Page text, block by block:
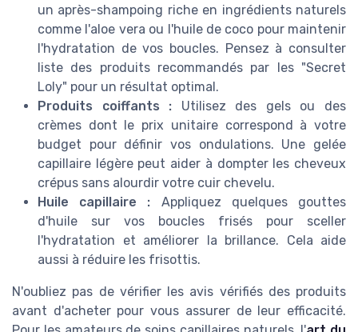
un après-shampoing riche en ingrédients naturels
comme l'aloe vera ou l'huile de coco pour maintenir
l'hydratation de vos boucles. Pensez à consulter
liste des produits recommandés par les "Secret
Loly" pour un résultat optimal.
Produits coiffants : Utilisez des gels ou des
crèmes dont le prix unitaire correspond à votre
budget pour définir vos ondulations. Une gelée
capillaire légère peut aider à dompter les cheveux
crépus sans alourdir votre cuir chevelu.
Huile capillaire : Appliquez quelques gouttes
d'huile sur vos boucles frisés pour sceller
l'hydratation et améliorer la brillance. Cela aide
aussi à réduire les frisottis.
N'oubliez pas de vérifier les avis vérifiés des produits
avant d'acheter pour vous assurer de leur efficacité.